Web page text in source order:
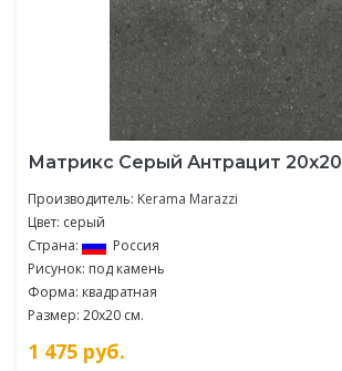
Матрикс Серый Антрацит 20х20
Производитель: Kerama Marazzi
Цвет: серый
Страна:
Россия
Рисунок: под камень
Форма: квадратная
Размер: 20x20 см.
1 475 руб.